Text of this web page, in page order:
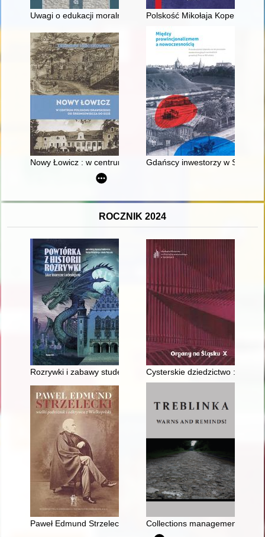
Uwagi o edukacji moralnej synów szlacheckich w XVI-
Polskość Mikołaja Kopernika z
Nowy Łowicz : w centrum poligonu drawskiego od
Gdańscy inwestorzy w
ROCZNIK 2024
Rozrywki i zabawy studentów Uniwersytetu Poznańskiego w
Cysterskie dziedzictwo :
Paweł Edmund Strzelecki wielki podróżnik i odkrywca z
Collections management at